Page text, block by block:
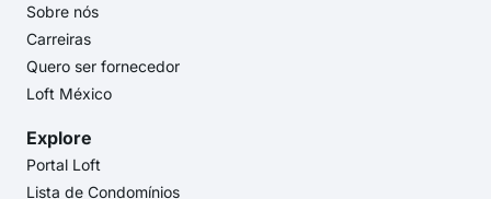
Sobre nós
Carreiras
Quero ser fornecedor
Loft México
Explore
Portal Loft
Lista de Condomínios